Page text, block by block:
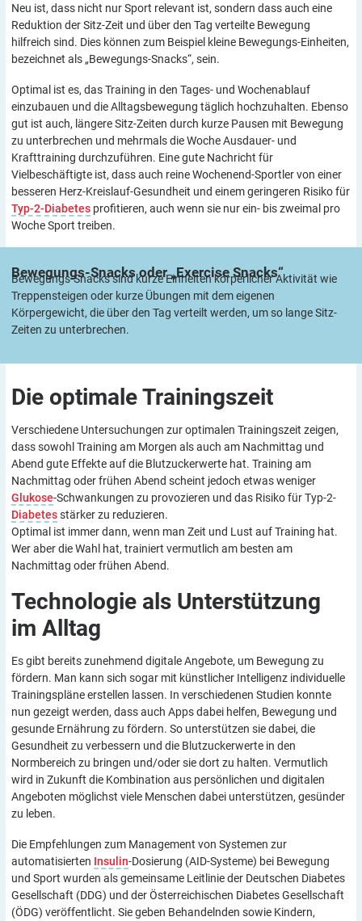
Neu ist, dass nicht nur Sport relevant ist, sondern dass auch eine
Reduktion der Sitz-Zeit und über den Tag verteilte Bewegung
hilfreich sind. Dies können zum Beispiel kleine Bewegungs-Einheiten,
bezeichnet als „Bewegungs-Snacks“, sein.
Optimal ist es, das Training in den Tages- und Wochenablauf
einzubauen und die Alltagsbewegung täglich hochzuhalten. Ebenso
gut ist auch, längere Sitz-Zeiten durch kurze Pausen mit Bewegung
zu unterbrechen und mehrmals die Woche Ausdauer- und
Krafttraining durchzuführen. Eine gute Nachricht für
Vielbeschäftigte ist, dass auch reine Wochenend-Sportler von einer
besseren Herz-Kreislauf-Gesundheit und einem geringeren Risiko für
Typ-2-Diabetes profitieren, auch wenn sie nur ein- bis zweimal pro
Woche Sport treiben.
Bewegungs-Snacks oder „ExerciseSnacks“
Bewegungs-Snacks sind kurze Einheiten körperlicher Aktivität wie
Treppensteigen oder kurze Übungen mit dem eigenen
Körpergewicht, die über den Tag verteilt werden, um so lange Sitz-
Zeiten zu unterbrechen.
Die optimaleTrainingszeit
Verschiedene Untersuchungen zur optimalen Trainingszeit zeigen,
dass sowohl Training am Morgen als auch am Nachmittag und
Abend gute Effekte auf die Blutzuckerwerte hat. Training am
Nachmittag oder frühen Abend scheint jedoch etwas weniger
Glukose-Schwankungen zu provozieren und das Risiko für Typ-2-
Diabetesstärker zu reduzieren.
Optimal ist immer dann, wenn man Zeit und Lust auf Training hat.
Wer aber die Wahl hat, trainiert vermutlich am besten am
Nachmittag oder frühen Abend.
Technologie als Unterstützung
im Alltag
Es gibt bereits zunehmend digitale Angebote, um Bewegung zu
fördern. Man kann sich sogar mit künstlicher Intelligenz individuelle
Trainingspläne erstellen lassen. In verschiedenen Studien konnte
nun gezeigt werden, dass auch Apps dabei helfen, Bewegung und
gesunde Ernährung zu fördern. So unterstützen sie dabei, die
Gesundheit zu verbessern und die Blutzuckerwerte in den
Normbereich zu bringen und/oder sie dort zu halten. Vermutlich
wird in Zukunft die Kombination aus persönlichen und digitalen
Angeboten möglichst viele Menschen dabei unterstützen, gesünder
zu leben.
Die Empfehlungen zum Management von Systemen zur
automatisierten Insulin-Dosierung (AID-Systeme) bei Bewegung
und Sport wurden als gemeinsame Leitlinie der Deutschen Diabetes
Gesellschaft (DDG) und der Österreichischen Diabetes Gesellschaft
(ÖDG) veröffentlicht. Sie geben Behandelnden sowie Kindern,